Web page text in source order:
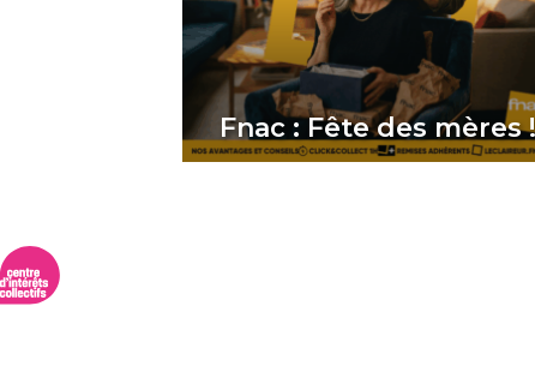
Fnac : Fête des mères